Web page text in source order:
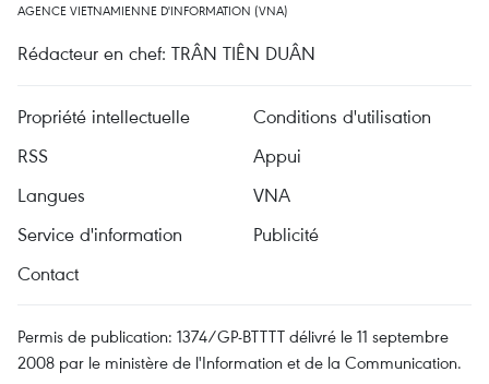
AGENCE VIETNAMIENNE D'INFORMATION (VNA)
Rédacteur en chef: TRÂN TIÊN DUÂN
Propriété intellectuelle
Conditions d'utilisation
RSS
Appui
Langues
VNA
Service d'information
Publicité
Contact
Permis de publication: 1374/GP-BTTTT délivré le 11 septembre
2008 par le ministère de l'Information et de la Communication.